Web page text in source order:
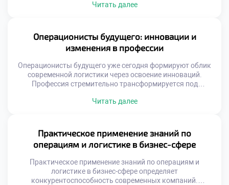
программа формирует универсальный набор
реальный инструмент профессионального роста.
Логистическая отрасль отличается высокой динамикой
развития и постоянным расширением. Карьерные лифты
здесь работают быстрее, чем […]
Читать далее
Операционисты будущего: инновации и
изменения в профессии
Операционисты будущего уже сегодня формируют облик
современной логистики через освоение инноваций.
Профессия стремительно трансформируется под
прошлое безвозвратно. На смену им приходят
Гуманитарный аспект работы приобретает новое
звучание. Выпускники должны быть готовы к
постоянным переменам. Технологический прогресс
меняет требования к компетенциям. […]
Читать далее
Практическое применение знаний по
операциям и логистике в бизнес-сфере
Практическое применение знаний по операциям и
логистике в бизнес-сфере определяет
конкурентоспособность современных компаний.